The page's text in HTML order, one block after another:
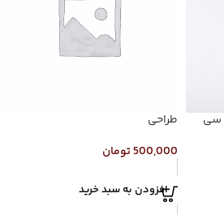
لیوان آیس پک کریستالی ۴۰۰ سی
طراحی
500,000تومان
افزودن به سبد خرید